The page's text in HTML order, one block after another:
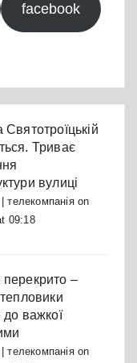
facebook
Триває
вулиці
on
09:18
–
до важкої
on